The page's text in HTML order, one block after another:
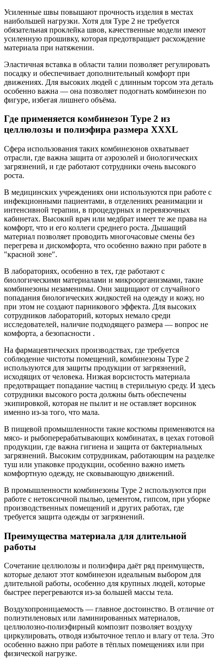
Усиленные швы повышают прочность изделия в местах
наибольшей нагрузки. Хотя для Type 2 не требуется
обязательная проклейка швов, качественные модели имеют
усиленную прошивку, которая предотвращает расхождение
материала при натяжении.
Эластичная вставка в области талии позволяет регулировать
посадку и обеспечивает дополнительный комфорт при
движениях. Для высоких людей с длинным торсом эта деталь
особенно важна — она позволяет подогнать комбинезон по
фигуре, избегая лишнего объёма.
Где применяется комбинезон Type 2 из
целлюлозы и полиэфира размера XXXL
Сфера использования таких комбинезонов охватывает
отрасли, где важна защита от аэрозолей и биологических
загрязнений, и где работают сотрудники очень высокого
роста.
В медицинских учреждениях они используются при работе с
инфекционными пациентами, в отделениях реанимации и
интенсивной терапии, в процедурных и перевязочных
кабинетах. Высокий врач или медбрат имеет те же права на
комфорт, что и его коллеги среднего роста. Дышащий
материал позволяет проводить многочасовые смены без
перегрева и дискомфорта, что особенно важно при работе в
"красной зоне".
В лабораториях, особенно в тех, где работают с
биологическими материалами и микроорганизмами, такие
комбинезоны незаменимы. Они защищают от случайного
попадания биологических жидкостей на одежду и кожу, но
при этом не создают парникового эффекта. Для высоких
сотрудников лабораторий, которых немало среди
исследователей, наличие подходящего размера — вопрос не
комфорта, а безопасности .
На фармацевтических производствах, где требуется
соблюдение чистоты помещений, комбинезоны Type 2
используются для защиты продукции от загрязнений,
исходящих от человека. Низкая ворсистость материала
предотвращает попадание частиц в стерильную среду. И здесь
сотрудники высокого роста должны быть обеспечены
экипировкой, которая не пылит и не оставляет ворсинок
именно из-за того, что мала.
В пищевой промышленности такие костюмы применяются на
мясо- и рыбоперерабатывающих комбинатах, в цехах готовой
продукции, где важна гигиена и защита от бактериальных
загрязнений. Высоким сотрудникам, работающим на разделке
туш или упаковке продукции, особенно важно иметь
комфортную одежду, не сковывающую движений.
В промышленности комбинезоны Type 2 используются при
работе с нетоксичной пылью, цементом, гипсом, при уборке
производственных помещений и других работах, где
требуется защита одежды от загрязнений.
Преимущества материала для длительной
работы
Сочетание целлюлозы и полиэфира даёт ряд преимуществ,
которые делают этот комбинезон идеальным выбором для
длительной работы, особенно для крупных людей, которые
быстрее перегреваются из-за большей массы тела.
Воздухопроницаемость — главное достоинство. В отличие от
полиэтиленовых или ламинированных материалов,
целлюлозно-полиэфирный композит позволяет воздуху
циркулировать, отводя избыточное тепло и влагу от тела. Это
особенно важно при работе в тёплых помещениях или при
физической нагрузке.